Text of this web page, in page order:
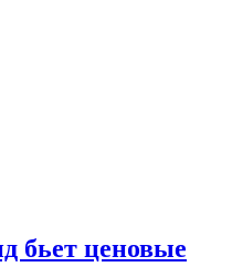
бьет ценовые